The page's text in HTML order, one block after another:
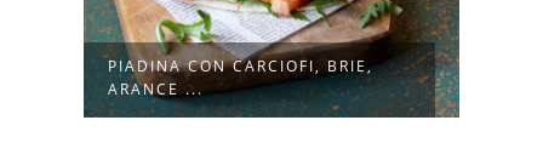
PIADINA CON CARCIOFI, BRIE,
ARANCE ...